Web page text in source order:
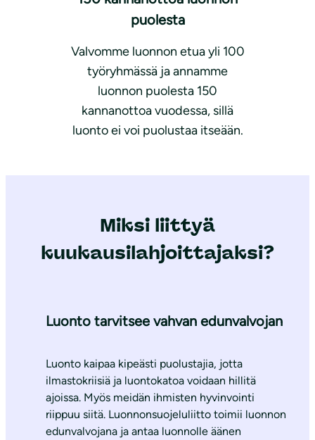
puolesta
Valvomme luonnon etua yli 100
työryhmässä ja annamme
luonnon puolesta 150
kannanottoa vuodessa, sillä
luonto ei voi puolustaa itseään.
Miksi liittyä
kuukausilahjoittajaksi?
Luonto tarvitsee vahvan edunvalvojan
Luonto kaipaa kipeästi puolustajia, jotta
ilmastokriisiä ja luontokatoa voidaan hillitä
ajoissa. Myös meidän ihmisten hyvinvointi
riippuu siitä. Luonnonsuojeluliitto toimii luonnon
edunvalvojana ja antaa luonnolle äänen